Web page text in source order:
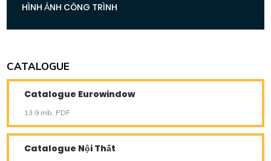
HÌNH ẢNH CÔNG TRÌNH
CATALOGUE
Catalogue Eurowindow
13.9 mb, PDF
Catalogue Nội Thất